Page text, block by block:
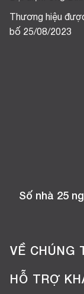
Thương hiệu
bố 25/08/2023
Số nhà 25
VỀ CHÚNG
Giới thiệu công ty
HỖ TRỢ